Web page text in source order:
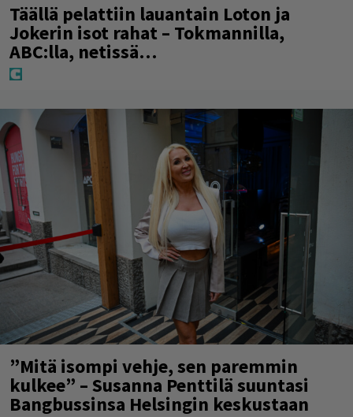
Täällä pelattiin lauantain Loton ja
Jokerin isot rahat – Tokmannilla,
ABC:lla, netissä…
”Mitä isompi vehje, sen paremmin
kulkee” – Susanna Penttilä suuntasi
Bangbussinsa Helsingin keskustaan